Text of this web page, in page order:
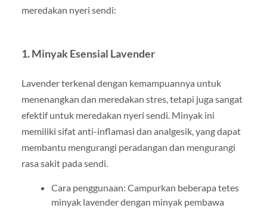
meredakan nyeri sendi:
1. Minyak Esensial Lavender
Lavender terkenal dengan kemampuannya untuk
menenangkan dan meredakan stres, tetapi juga sangat
efektif untuk meredakan nyeri sendi. Minyak ini
memiliki sifat anti-inflamasi dan analgesik, yang dapat
membantu mengurangi peradangan dan mengurangi
rasa sakit pada sendi.
Cara penggunaan: Campurkan beberapa tetes
minyak lavender dengan minyak pembawa